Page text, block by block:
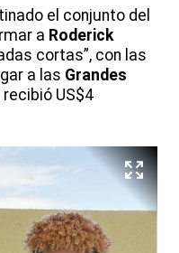
el conjunto del
a Roderick
cortas”, con las
a las Grandes
US$4